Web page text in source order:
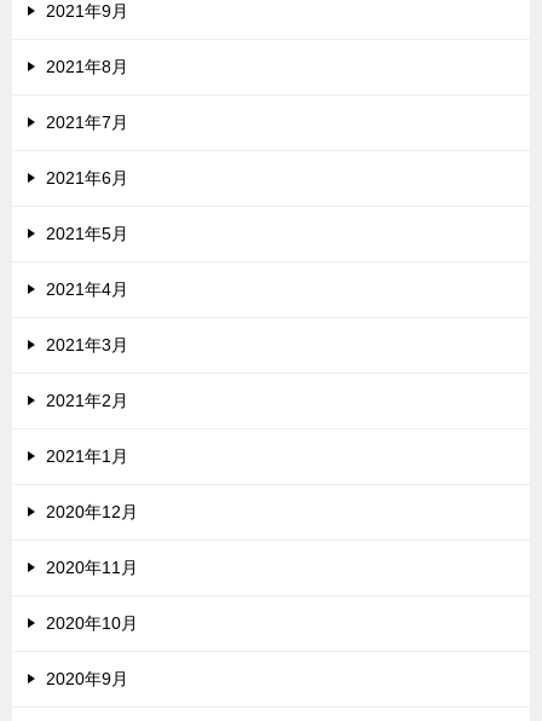
2021年9月
2021年8月
2021年7月
2021年6月
2021年5月
2021年4月
2021年3月
2021年2月
2021年1月
2020年12月
2020年11月
2020年10月
2020年9月